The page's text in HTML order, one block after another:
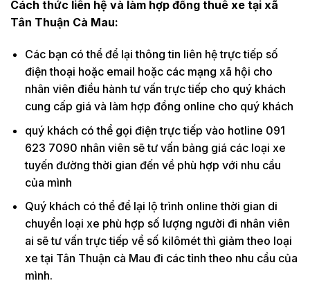
Cách thức liên hệ và làm hợp đồng thuê xe tại xã
Tân Thuận Cà Mau:
Các bạn có thể để lại thông tin liên hệ trực tiếp số
điện thoại hoặc email hoặc các mạng xã hội cho
nhân viên điều hành tư vấn trực tiếp cho quý khách
cung cấp giá và làm hợp đồng online cho quý khách
quý khách có thể gọi điện trực tiếp vào hotline 091
623 7090 nhân viên sẽ tư vấn bảng giá các loại xe
tuyến đường thời gian đến về phù hợp với nhu cầu
của mình
Quý khách có thể để lại lộ trình online thời gian di
chuyển loại xe phù hợp số lượng người đi nhân viên
ai sẽ tư vấn trực tiếp về số kilômét thì giảm theo loại
xe tại Tân Thuận cà Mau đi các tỉnh theo nhu cầu của
mình.